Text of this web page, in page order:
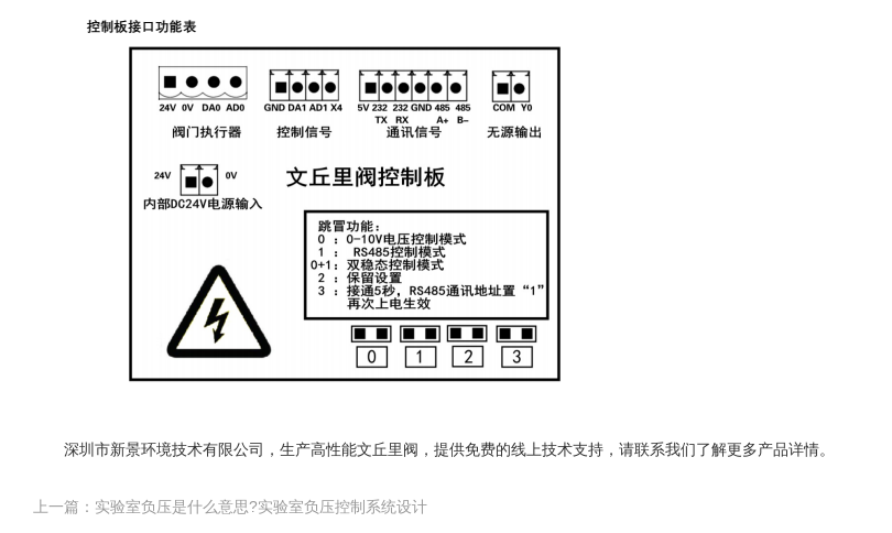
深圳市新景环境技术有限公司，生产高性能文丘里阀，提供免费的线上技术支持，请联系我们了解更多产品详情。
上一篇：实验室负压是什么意思?实验室负压控制系统设计